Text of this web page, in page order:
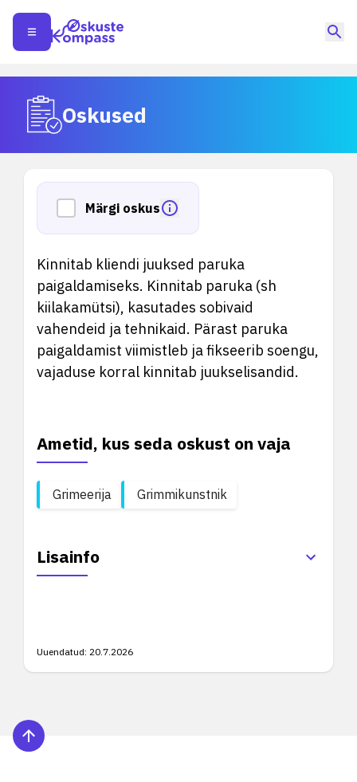
Oskused
Märgi oskus
Kinnitab kliendi juuksed paruka
paigaldamiseks. Kinnitab paruka (sh
kiilakamütsi), kasutades sobivaid
vahendeid ja tehnikaid. Pärast paruka
paigaldamist viimistleb ja fikseerib soengu,
vajaduse korral kinnitab juukselisandid.
Ametid, kus seda oskust on vaja
Grimeerija Grimmikunstnik
Lisainfo
Uuendatud: 20.7.2026